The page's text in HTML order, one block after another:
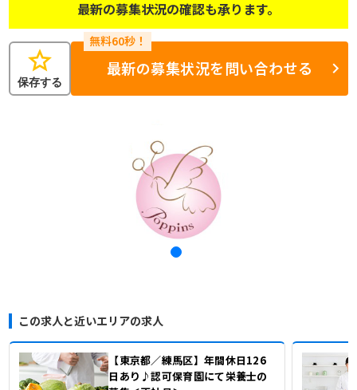
最新の募集状況の確認も承ります。
star
保存する
最新の募集状況を問い合わせる
この求人と近いエリアの求人
【東京都／練馬区】年間休日126
日あり♪認可保育園にて栄養士の